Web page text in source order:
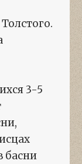
3-5
басни